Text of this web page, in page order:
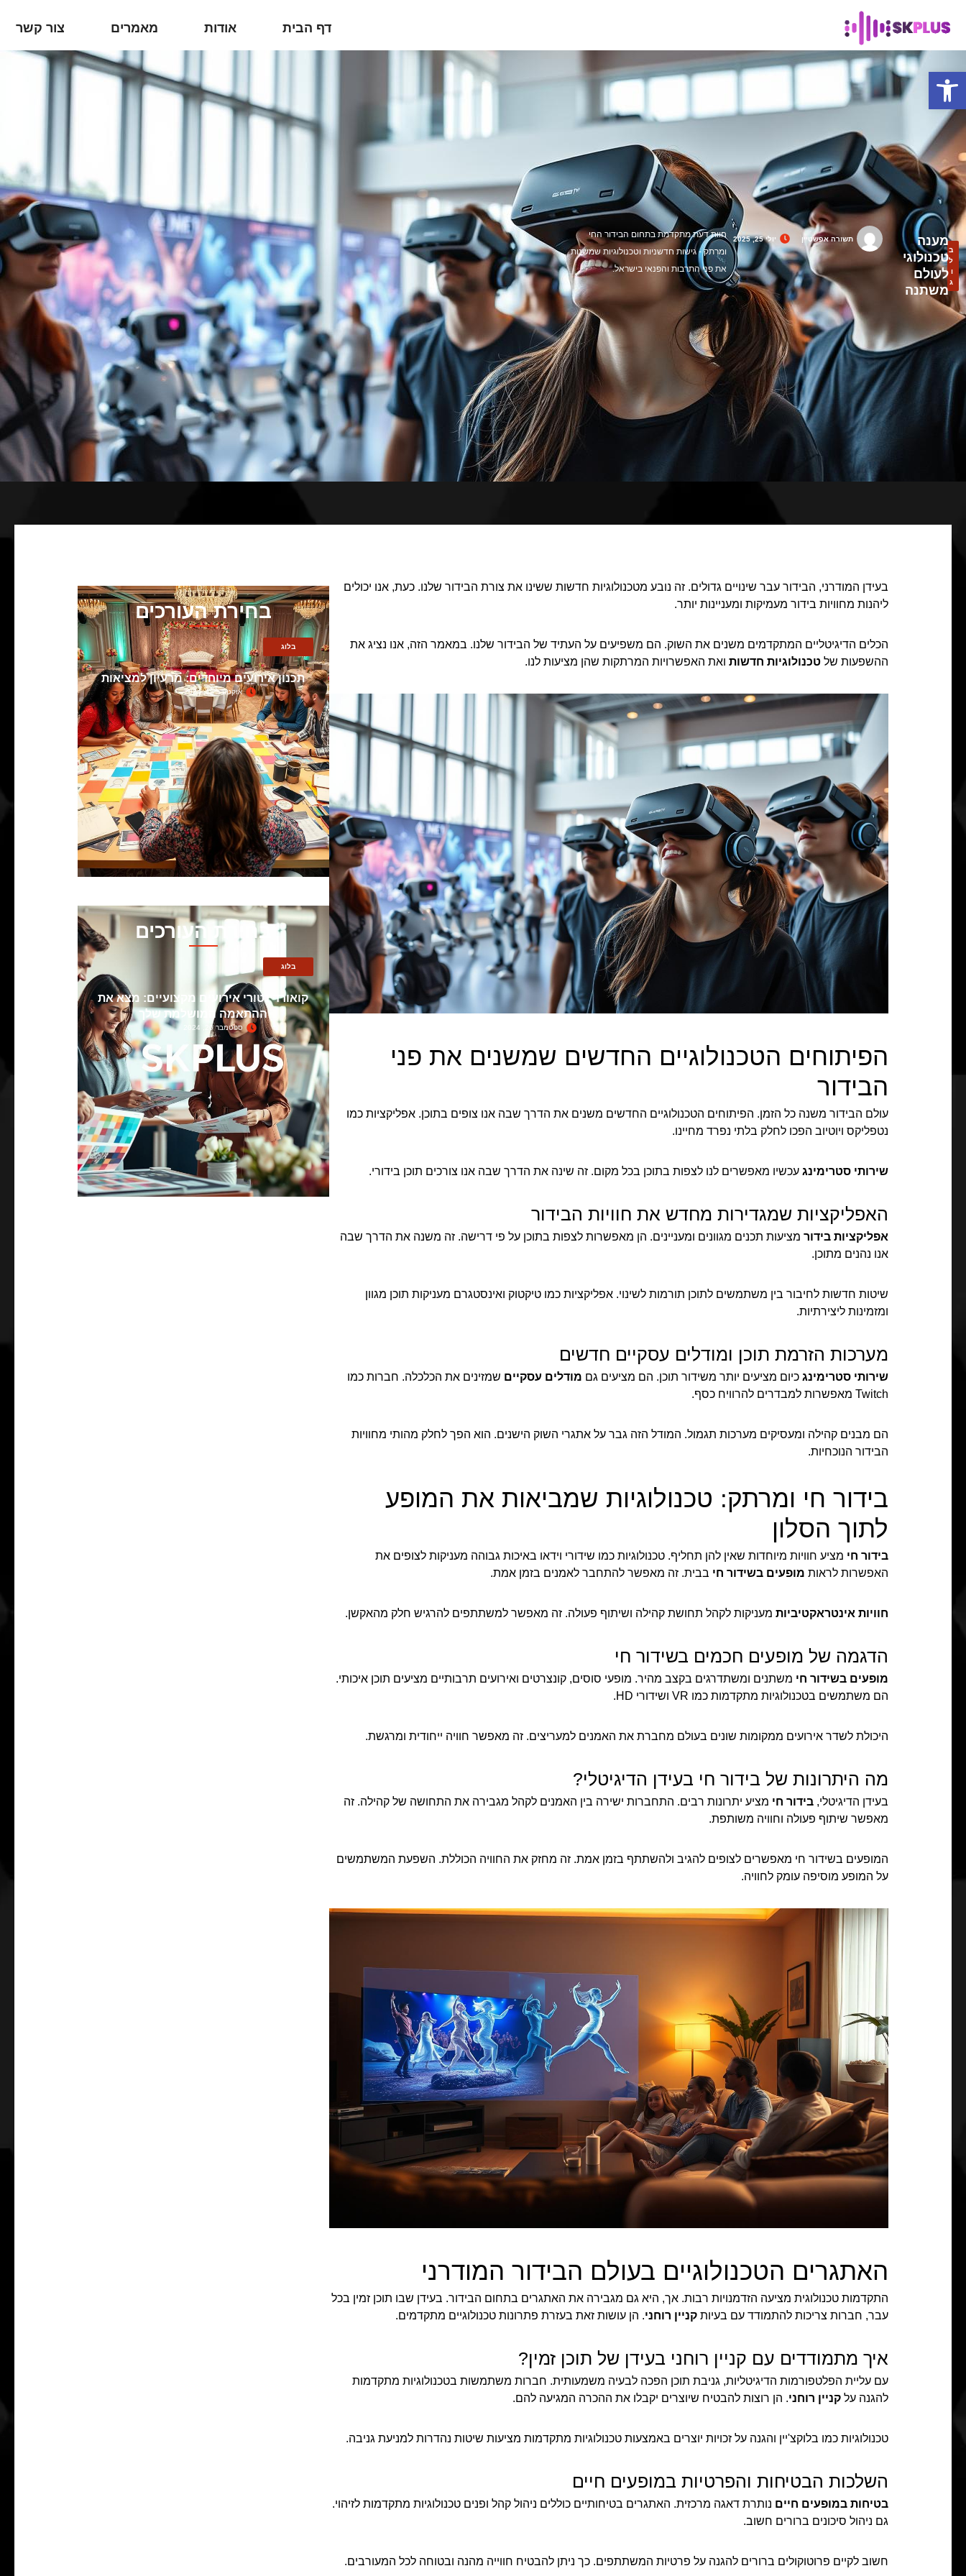
דף הבית אודות מאמרים צור קשר
ב
ל
ו
ג
מענה
טכנולוגי
לעולם
משתנה
תשורה אפשטיין יולי 25, 2025
חוות דעת מתקדמת בתחום הבידור החי
ומרתק - גישות חדשניות וטכנולוגיות שמשנות
את פני התרבות והפנאי בישראל.
בעידן המודרני, הבידור עבר שינויים גדולים. זה נובע מטכנולוגיות חדשות ששינו את צורת הבידור שלנו. כעת, אנו יכולים
ליהנות מחוויות בידור מעמיקות ומעניינות יותר.
הכלים הדיגיטליים המתקדמים משנים את השוק. הם משפיעים על העתיד של הבידור שלנו. במאמר הזה, אנו נציג את
ההשפעות של טכנולוגיות חדשות ואת האפשרויות המרתקות שהן מציעות לנו.
הפיתוחים הטכנולוגיים החדשים שמשנים את פני
הבידור
עולם הבידור משנה כל הזמן. הפיתוחים הטכנולוגיים החדשים משנים את הדרך שבה אנו צופים בתוכן. אפליקציות כמו
נטפליקס ויוטיוב הפכו לחלק בלתי נפרד מחיינו.
שירותי סטרימינג עכשיו מאפשרים לנו לצפות בתוכן בכל מקום. זה שינה את הדרך שבה אנו צורכים תוכן בידורי.
האפליקציות שמגדירות מחדש את חוויות הבידור
אפליקציות בידור מציעות תכנים מגוונים ומעניינים. הן מאפשרות לצפות בתוכן על פי דרישה. זה משנה את הדרך שבה
אנו נהנים מתוכן.
שיטות חדשות לחיבור בין משתמשים לתוכן תורמות לשינוי. אפליקציות כמו טיקטוק ואינסטגרם מעניקות תוכן מגוון
ומזמינות ליצירתיות.
מערכות הזרמת תוכן ומודלים עסקיים חדשים
שירותי סטרימינג כיום מציעים יותר משידור תוכן. הם מציעים גם מודלים עסקיים שמזינים את הכלכלה. חברות כמו
Twitch מאפשרות למבדרים להרוויח כסף.
הם מבנים קהילה ומעסיקים מערכות תגמול. המודל הזה גבר על אתגרי השוק הישנים. הוא הפך לחלק מהותי מחוויות
הבידור הנוכחיות.
בידור חי ומרתק: טכנולוגיות שמביאות את המופע
לתוך הסלון
בידור חי מציע חוויות מיוחדות שאין להן תחליף. טכנולוגיות כמו שידורי וידאו באיכות גבוהה מעניקות לצופים את
האפשרות לראות מופעים בשידור חי בבית. זה מאפשר להתחבר לאמנים בזמן אמת.
חוויות אינטראקטיביות מעניקות לקהל תחושת קהילה ושיתוף פעולה. זה מאפשר למשתתפים להרגיש חלק מהאקשן.
הדגמה של מופעים חכמים בשידור חי
מופעים בשידור חי משתנים ומשתדרגים בקצב מהיר. מופעי סוסים, קונצרטים ואירועים תרבותיים מציעים תוכן איכותי.
הם משתמשים בטכנולוגיות מתקדמות כמו VR ושידורי HD.
היכולת לשדר אירועים ממקומות שונים בעולם מחברת את האמנים למעריצים. זה מאפשר חוויה ייחודית ומרגשת.
מה היתרונות של בידור חי בעידן הדיגיטלי?
בעידן הדיגיטלי, בידור חי מציע יתרונות רבים. התחברות ישירה בין האמנים לקהל מגבירה את התחושה של קהילה. זה
מאפשר שיתוף פעולה וחוויה משותפת.
המופעים בשידור חי מאפשרים לצופים להגיב ולהשתתף בזמן אמת. זה מחזק את החוויה הכוללת. השפעת המשתמשים
על המופע מוסיפה עומק לחוויה.
האתגרים הטכנולוגיים בעולם הבידור המודרני
התקדמות טכנולוגית מציעה הזדמנויות רבות. אך, היא גם מגבירה את האתגרים בתחום הבידור. בעידן שבו תוכן זמין בכל
עבר, חברות צריכות להתמודד עם בעיות קניין רוחני. הן עושות זאת בעזרת פתרונות טכנולוגיים מתקדמים.
איך מתמודדים עם קניין רוחני בעידן של תוכן זמין?
עם עליית הפלטפורמות הדיגיטליות, גניבת תוכן הפכה לבעיה משמעותית. חברות משתמשות בטכנולוגיות מתקדמות
להגנה על קניין רוחני. הן רוצות להבטיח שיוצרים יקבלו את ההכרה המגיעה להם.
טכנולוגיות כמו בלוקצ'יין והגנה על זכויות יוצרים באמצעות טכנולוגיות מתקדמות מציעות שיטות נהדרות למניעת גניבה.
השלכות הבטיחות והפרטיות במופעים חיים
בטיחות במופעים חיים נותרת דאגה מרכזית. האתגרים בטיחותיים כוללים ניהול קהל ופנים טכנולוגיות מתקדמות לזיהוי.
גם ניהול סיכונים ברורים חשוב.
חשוב לקיים פרוטוקולים ברורים להגנה על פרטיות המשתתפים. כך ניתן להבטיח חווייה מהנה ובטוחה לכל המעורבים.
בחירת העורכים
בלוג
תכנון אירועים מיוחדים: מרעיון למציאות
אוקטובר 18, 2024
בחירת העורכים
בלוג
קואורדינטורי אירועים מקצועיים: מצא את
ההתאמה המושלמת שלך
ספטמבר 20, 2024
פתח סרגל נגישות